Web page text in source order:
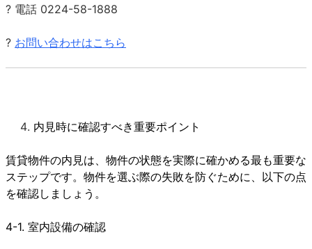
? 電話 0224-58-1888
? お問い合わせはこちら
内見時に確認すべき重要ポイント
賃貸物件の内見は、物件の状態を実際に確かめる最も重要な
ステップです。物件を選ぶ際の失敗を防ぐために、以下の点
を確認しましょう。
4-1. 室内設備の確認